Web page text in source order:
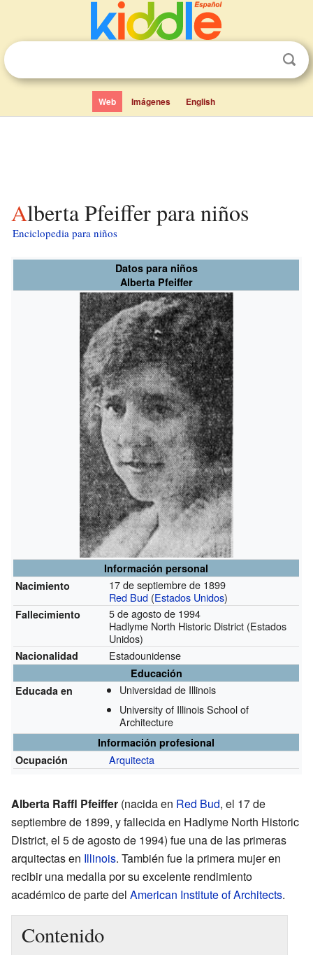
Web Imágenes English
Alberta Pfeiffer para niños
Enciclopedia para niños
Datos para niños
Alberta Pfeiffer
Información personal
Nacimiento
17 de septiembre de 1899
Red Bud (Estados Unidos)
Fallecimiento
5 de agosto de 1994
Hadlyme North Historic District (Estados
Unidos)
Nacionalidad Estadounidense
Educación
Educada en
Universidad de Illinois
University of Illinois School of
Architecture
Información profesional
Ocupación
Arquitecta
Alberta Raffl Pfeiffer (nacida en Red Bud, el 17 de
septiembre de 1899, y fallecida en Hadlyme North Historic
District, el 5 de agosto de 1994) fue una de las primeras
arquitectas en Illinois. También fue la primera mujer en
recibir una medalla por su excelente rendimiento
académico de parte del American Institute of Architects.
Contenido